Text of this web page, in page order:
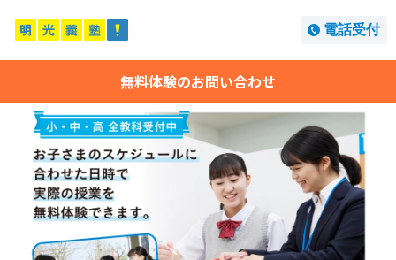
電話受付
無料体験のお問い合わせ